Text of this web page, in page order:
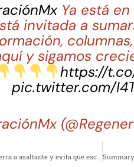
Ya está en
invitada a
y sigamos
https://
pic.twitter.com/